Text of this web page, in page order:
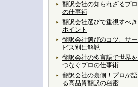
翻訳会社の知られざるプロ
の仕事術
翻訳会社選びで重視すべき
ポイント
翻訳会社選びのコツ、サー
ビス別に解説
翻訳会社の多言語で世界を
つなぐプロの仕事術
翻訳会社の裏側！プロが語
る高品質翻訳の秘密